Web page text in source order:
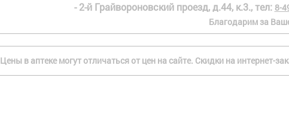
- 2-й Грайвороновский проезд, д.44, к.3., тел: 8-
Благодарим за
Цены в аптеке могут отличаться от цен на сайте. Скидки на интернет-